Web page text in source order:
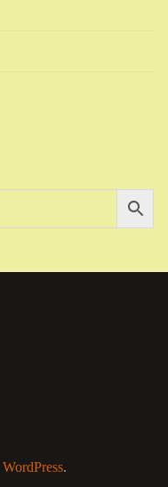
WordPress.